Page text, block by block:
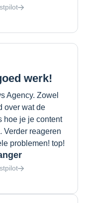
werk!
Agency. Zowel
over wat de
hoe je je content
Verder reageren
problemen! top!